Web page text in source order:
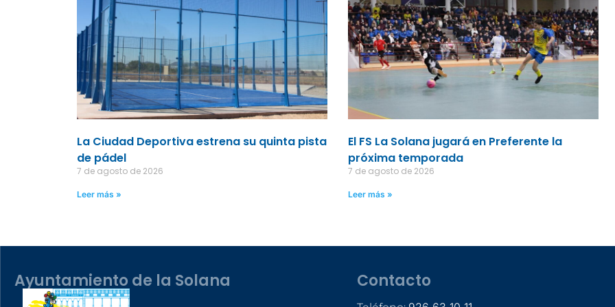
La Ciudad Deportiva estrena su quinta pista
de pádel
7 de agosto de 2026
Leer más »
El FS La Solana jugará en Preferente la
próxima temporada
7 de agosto de 2026
Leer más »
Ayuntamiento de la Solana Contacto